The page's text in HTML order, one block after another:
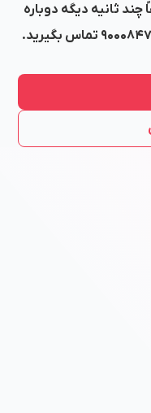
ثانیه دیگه دوباره
تماس بگیرید.